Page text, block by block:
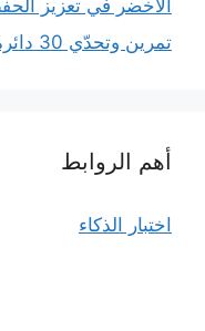
الأخضر في تعزيز
تمرين وتحدّي 30 دائرة (ملف مجاني جاهز للطباعة)
أهم الروابط
اختبار الذكاء